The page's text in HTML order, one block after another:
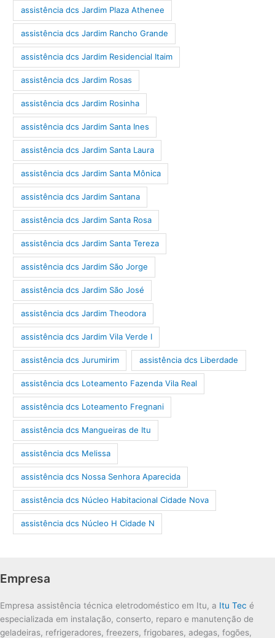
assistência dcs Jardim Plaza Athenee
assistência dcs Jardim Rancho Grande
assistência dcs Jardim Residencial Itaim
assistência dcs Jardim Rosas
assistência dcs Jardim Rosinha
assistência dcs Jardim Santa Ines
assistência dcs Jardim Santa Laura
assistência dcs Jardim Santa Mônica
assistência dcs Jardim Santana
assistência dcs Jardim Santa Rosa
assistência dcs Jardim Santa Tereza
assistência dcs Jardim São Jorge
assistência dcs Jardim São José
assistência dcs Jardim Theodora
assistência dcs Jardim Vila Verde I
assistência dcs Jurumirim assistência dcs Liberdade
assistência dcs Loteamento Fazenda Vila Real
assistência dcs Loteamento Fregnani
assistência dcs Mangueiras de Itu
assistência dcs Melissa
assistência dcs Nossa Senhora Aparecida
assistência dcs Núcleo Habitacional Cidade Nova
assistência dcs Núcleo H Cidade N
Empresa
Empresa assistência técnica eletrodoméstico em Itu, a Itu Tec é
especializada em instalação, conserto, reparo e manutenção de
geladeiras, refrigeradores, freezers, frigobares, adegas, fogões,